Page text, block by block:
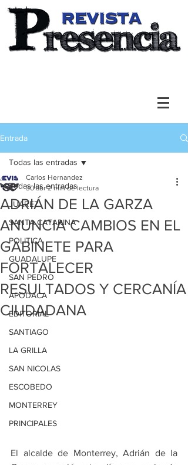
Entrada
Todas las entradas
JUAREZ
SANTA CATARINA
POLITICA
GUADALUPE
SAN PEDRO
APODACA
EDITORIAL
SANTIAGO
LA GRILLA
SAN NICOLAS
ESCOBEDO
MONTERREY
PRINCIPALES
Todas las entradas
ADRIÁN DE LA GARZA
ANUNCIA CAMBIOS EN EL
GABINETE PARA
FORTALECER
RESULTADOS Y CERCANÍA
CIUDADANA
Carlos Hernandez
30 abr 2 min de lectura
El alcalde de Monterrey, Adrián de la